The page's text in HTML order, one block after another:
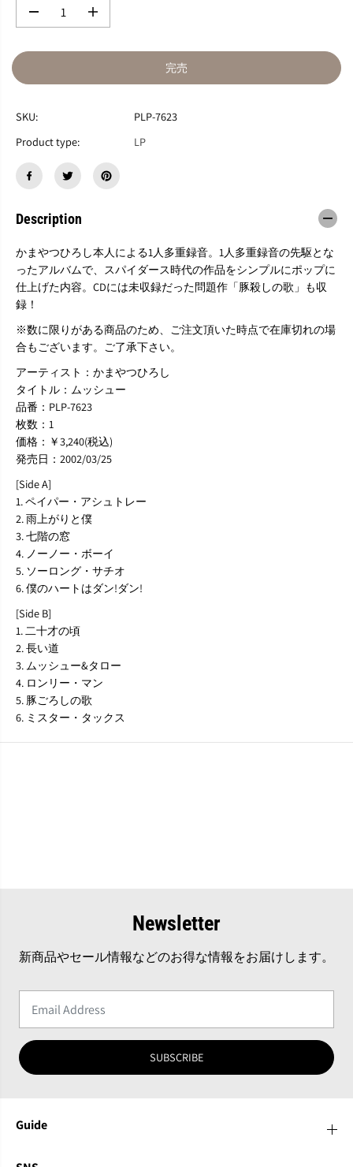
ま
や
ひ
ろ
ム
シ
ュ
ー
数
ひ
ろ
シ
ュ
ー
完売
SKU:
PLP-7623
Product type:
LP
Description
かまやつひろし本人による1人多重録音。1人多重録音の先駆とな
ったアルバムで、スパイダース時代の作品をシンプルにポップに
仕上げた内容。CDには未収録だった問題作「豚殺しの歌」も収
録！
※数に限りがある商品のため、ご注文頂いた時点で在庫切れの場
合もございます。ご了承下さい。
アーティスト：かまやつひろし
タイトル：ムッシュー
品番：PLP-7623
枚数：1
価格：￥3,240(税込)
発売日：2002/03/25
[Side A]
1. ペイパー・アシュトレー
2. 雨上がりと僕
3. 七階の窓
4. ノーノー・ボーイ
5. ソーロング・サチオ
6. 僕のハートはダン!ダン!
[Side B]
1. 二十才の頃
2. 長い道
3. ムッシュー&タロー
4. ロンリー・マン
5. 豚ごろしの歌
6. ミスター・タックス
Newsletter
新商品やセール情報などのお得な情報をお届けします。
SUBSCRIBE
Guide